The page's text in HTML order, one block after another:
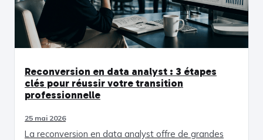
Reconversion en data analyst : 3 étapes
clés pour réussir votre transition
professionnelle
25 mai 2026
La reconversion en data analyst offre de grandes